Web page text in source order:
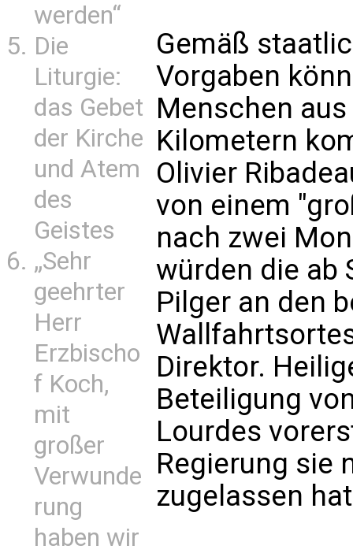
werden“
Die
Liturgie:
das Gebet
der Kirche
und Atem
des
Geistes
„Sehr
geehrter
Herr
Erzbischo
f Koch,
mit
großer
Verwunde
rung
haben wir
Gemäß
Vorgaben
Menschen
Kilometern
Olivier
von einem
nach zwei
würden die ab
Pilger an den
Direktor.
Beteiligung
Lourdes
Regierung sie
zugelassen